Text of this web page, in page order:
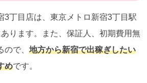
3丁目店は、東京メトロ新宿3丁目駅
ります。また、保証人、初期費用無
で、 地方から新宿で出稼ぎしたい
めです。